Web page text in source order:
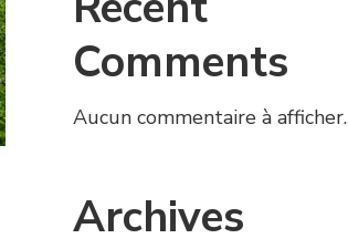
Comments
Aucun commentaire à afficher.
Archives